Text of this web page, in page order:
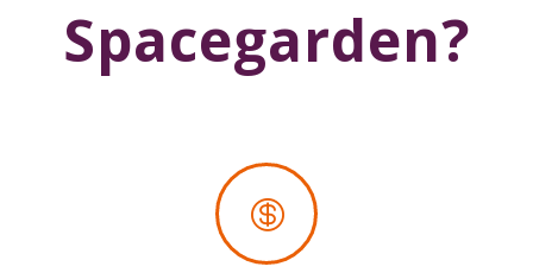
Spacegarden?
